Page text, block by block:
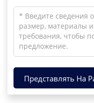
Представлять На